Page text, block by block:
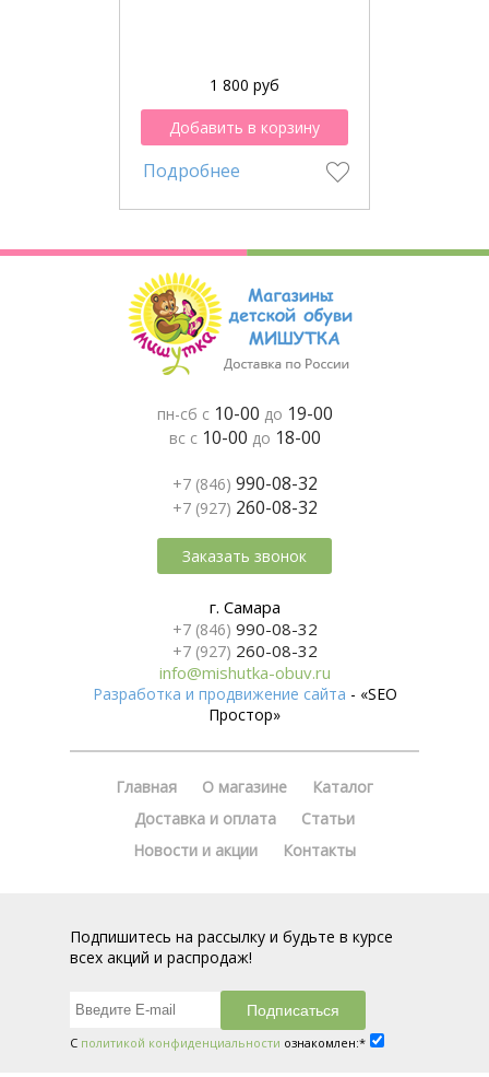
1 800 руб
Добавить в корзину
Подробнее
пн-сб с 10-00 до 19-00
вс с 10-00 до 18-00
+7 (846) 990-08-32
+7 (927) 260-08-32
Заказать звонок
г. Самара
+7 (846) 990-08-32
+7 (927) 260-08-32
info@mishutka-obuv.ru
Разработка и продвижение сайта - «SEO
Простор»
Главная О магазине
Каталог
Доставка и оплата
Статьи
Новости и акции
Контакты
Подпишитесь на рассылку и будьте в курсе
всех акций и распродаж!
С политикой конфиденциальности ознакомлен:*